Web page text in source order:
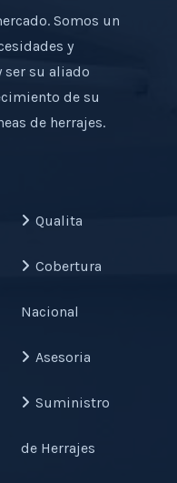
Somos un
y
ser su aliado
de su
de herrajes.
Qualita
Cobertura
Nacional
Asesoria
Suministro
de Herrajes